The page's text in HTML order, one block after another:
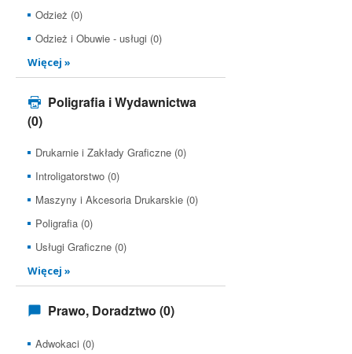
Odzież (0)
Odzież i Obuwie - usługi (0)
Więcej »
Poligrafia i Wydawnictwa
(0)
Drukarnie i Zakłady Graficzne (0)
Introligatorstwo (0)
Maszyny i Akcesoria Drukarskie (0)
Poligrafia (0)
Usługi Graficzne (0)
Więcej »
Prawo, Doradztwo (0)
Adwokaci (0)